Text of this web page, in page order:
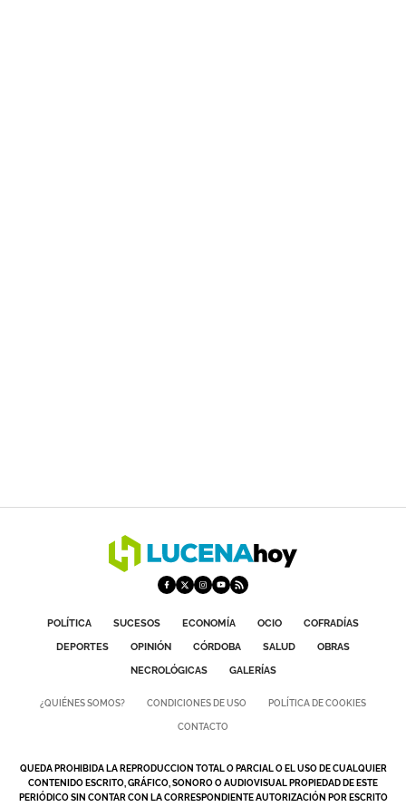
POLÍTICA SUCESOS ECONOMÍA OCIO
COFRADÍAS
DEPORTES
OPINIÓN CÓRDOBA SALUD
OBRAS
NECROLÓGICAS
GALERÍAS
¿QUIÉNES SOMOS? CONDICIONES DE USO POLÍTICA DE COOKIES
CONTACTO
QUEDA PROHIBIDA LA REPRODUCCION TOTAL O PARCIAL O EL USO DE CUALQUIER
CONTENIDO ESCRITO, GRÁFICO, SONORO O AUDIOVISUAL PROPIEDAD DE ESTE
PERIÓDICO SIN CONTAR CON LA CORRESPONDIENTE AUTORIZACIÓN POR ESCRITO